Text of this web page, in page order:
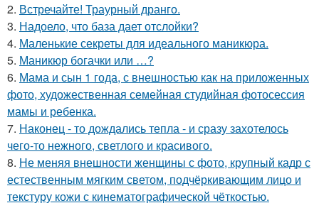
2. Встречайте! Траурный дранго.
3. Надоело, что база дает отслойки?
4. Маленькие секреты для идеального маникюра.
5. Маникюр богачки или …?
6. Мама и сын 1 года, с внешностью как на приложенных
фото, художественная семейная студийная фотосессия
мамы и ребенка.
7. Наконец - то дождались тепла - и сразу захотелось
чего-то нежного, светлого и красивого.
8. Не меняя внешности женщины с фото, крупный кадр с
естественным мягким светом, подчёркивающим лицо и
текстуру кожи с кинематографической чёткостью.